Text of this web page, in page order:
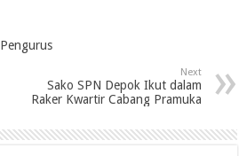
Next
Sako SPN Depok Ikut dalam
Raker Kwartir Cabang Pramuka